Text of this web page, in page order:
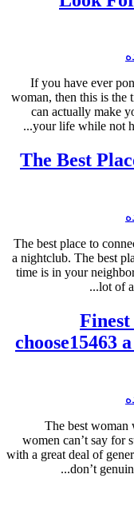
If you have ever
woman, then this is the
can actually make
your life while not
The Best
The best place to
a nightclub. The best
time is in your
lot of
Finest
choose15463
The best woman
women can’t say for
with a great deal of
don’t